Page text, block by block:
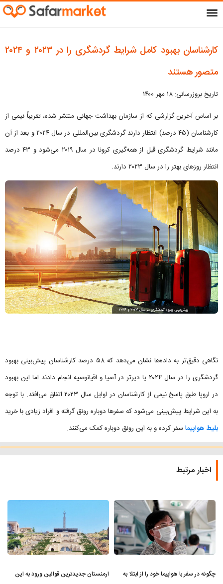
menu
کارشناسان بهبود کامل شرایط گردشگری را در ۲۰۲۳ و ۲۰۲۴
متصور هستند
تاریخ بروزرسانی: ۱۸ مهر ۱۴۰۰
بر اساس آخرین گزارشی که از سازمان بهداشت جهانی منتشر شده، تقریباً نیمی از
کارشناسان (۴۵ درصد) انتظار دارند گردشگری بین‌المللی در سال ۲۰۲۴ و بعد از آن
مانند شرایط گردشگری قبل از همه‌گیری کرونا در سال ۲۰۱۹ می‌شود و ۴۳ درصد
انتظار روزهای بهتر را در سال ۲۰۲۳ دارند.
نگاهی دقیق‌تر به داده‌ها نشان می‌دهد که ۵۸ درصد کارشناسان پیش‌بینی بهبود
گردشگری را در سال ۲۰۲۴ یا دیرتر در آسیا و اقیانوسیه انجام دادند اما این بهبود
در اروپا طبق پاسخ نیمی از کارشناسان در اوایل سال ۲۰۲۳ اتفاق می‌افتد. با توجه
به این شرایط پیش‌بینی می‌شود که سفرها دوباره رونق گرفته و افراد زیادی با خرید
بلیط هواپیما سفر کرده و به این رونق دوباره کمک می‌کنند.
اخبار مرتبط
چگونه در سفر با هواپیما خود را از ابتلا به
ارمنستان جدیدترین قوانین ورود به این